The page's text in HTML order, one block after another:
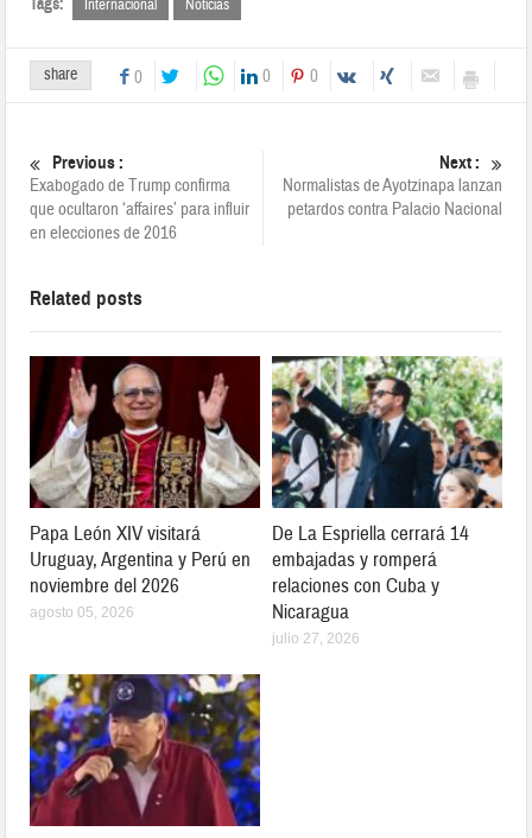
Tags: Internacional Noticias
share 0 0 0
Previous :
Exabogado de Trump confirma
que ocultaron ‘affaires’ para influir
en elecciones de 2016
Next :
Normalistas de Ayotzinapa lanzan
petardos contra Palacio Nacional
Related posts
Papa León XIV visitará
Uruguay, Argentina y Perú en
noviembre del 2026
agosto 05, 2026
De La Espriella cerrará 14
embajadas y romperá
relaciones con Cuba y
Nicaragua
julio 27, 2026